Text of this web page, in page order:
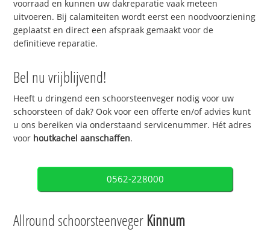
voorraad en kunnen uw dakreparatie vaak meteen
uitvoeren. Bij calamiteiten wordt eerst een noodvoorziening
geplaatst en direct een afspraak gemaakt voor de
definitieve reparatie.
Bel nu vrijblijvend!
Heeft u dringend een schoorsteenveger nodig voor uw
schoorsteen of dak? Ook voor een offerte en/of advies kunt
u ons bereiken via onderstaand servicenummer. Hét adres
voor houtkachel aanschaffen.
0562-228000
Allround schoorsteenveger Kinnum